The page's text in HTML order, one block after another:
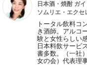
日本酒・焼酎 ガイ
ソムリエ・エクセ
トータル飲料コ
き酒師。アルコ
験と女性らしい
日本料飲サービ
書多数。（一社
女の会）代表理事